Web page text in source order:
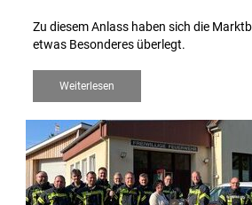
Zu diesem Anlass haben sich die
etwas Besonderes überlegt.
Weiterlesen